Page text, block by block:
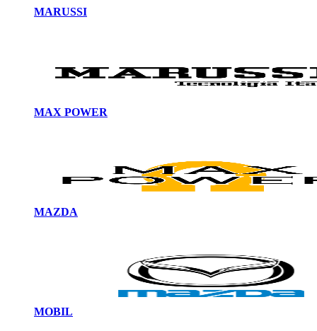
MARUSSI
MAX POWER
MAZDA
MOBIL